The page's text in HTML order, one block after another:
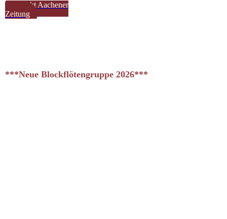
Bericht Aachener
Zeitung
***Neue Blockflötengruppe 2026***